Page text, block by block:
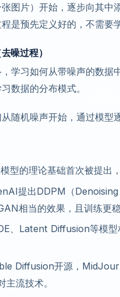
图片）开始，逐步向其
是预先定义好的，不需要学
噪过程）
学习如何从带噪声的数据
数据的分布模式。
随机噪声开始，通过模型
模型的理论基础首次被提出
提出DDPM（
相当的效果，且训练更稳
、Latent Diffusion等模
Diffusion开源，
主流技术。